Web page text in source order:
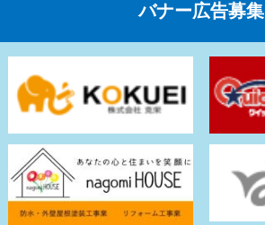
バナー広告募集